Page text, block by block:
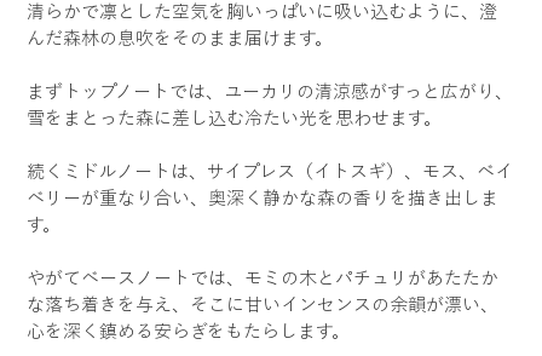
清らかで凛とした空気を胸いっぱいに吸い込むように、澄
んだ森林の息吹をそのまま届けます。
まずトップノートでは、ユーカリの清涼感がすっと広がり、
雪をまとった森に差し込む冷たい光を思わせます。
続くミドルノートは、サイプレス（イトスギ）、モス、ベイ
ベリーが重なり合い、奥深く静かな森の香りを描き出しま
す。
やがてベースノートでは、モミの木とパチュリがあたたか
な落ち着きを与え、そこに甘いインセンスの余韻が漂い、
心を深く鎮める安らぎをもたらします。